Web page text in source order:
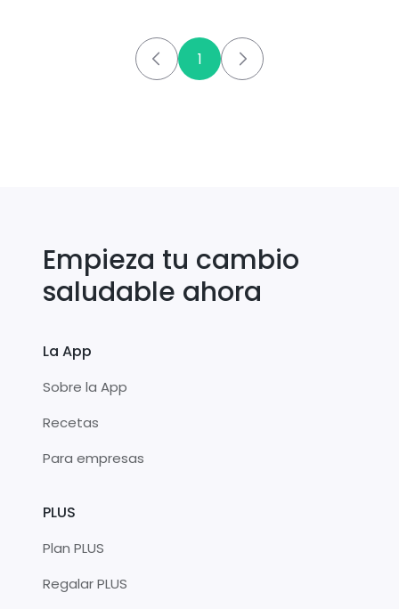
1
Empieza tu cambio
saludable ahora
La App
Sobre la App
Recetas
Para empresas
PLUS
Plan PLUS
Regalar PLUS